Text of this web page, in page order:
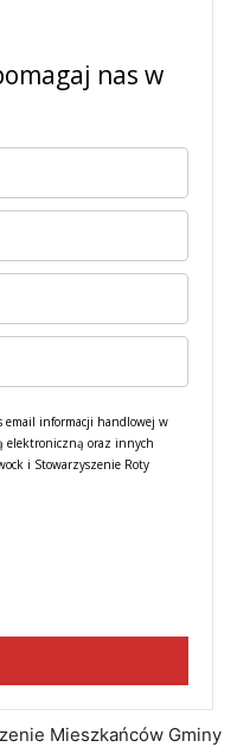
nas w
email informacji handlowej w
elektroniczną oraz innych
i Stowarzyszenie Roty
Mieszkańców Gminy